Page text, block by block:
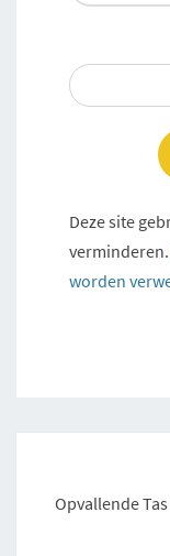
Deze site
verminderen.
worden
Opvallende